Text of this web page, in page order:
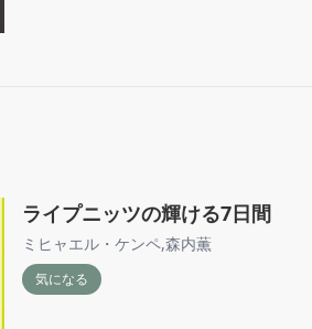
ライプニッツの輝ける7日間
ミヒャエル・ケンペ,森内薫
気になる